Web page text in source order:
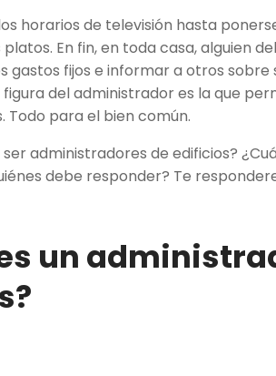
horarios de televisión hasta
En fin, en toda casa, alguien
gastos fijos e informar a otros sobre
del administrador es la que
Todo para el bien común.
administradores de edificios?
debe responder? Te
un